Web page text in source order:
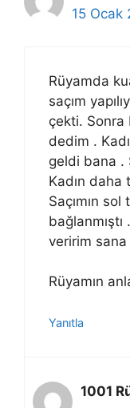
15 Ocak
Rüyamda
saçım
çekti.
dedim .
geldi bana .
Kadın
Saçımın sol
veririm
Rüyamın
Yanıtla
1001